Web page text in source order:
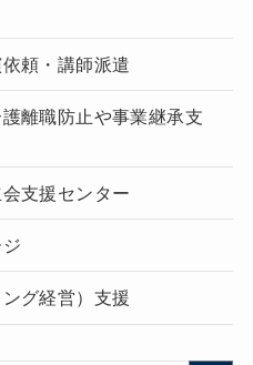
頼・講師派遣
離職防止や事業継承支
支援センター
グ経営）支援